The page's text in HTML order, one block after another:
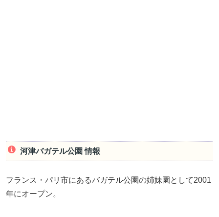
河津バガテル公園 情報
フランス・パリ市にあるバガテル公園の姉妹園として2001
年にオープン。